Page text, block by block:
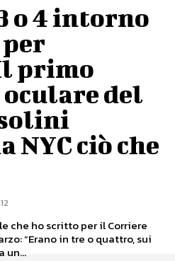
o 4 intorno
per
primo
del
NYC ciò che
che ho scritto per il Corriere
sui
un...